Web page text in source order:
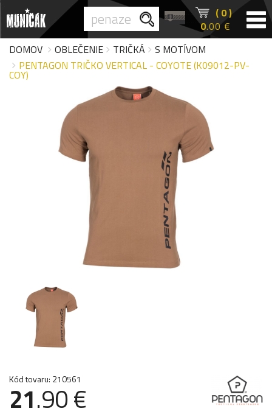
( 0 )
0.00 €
DOMOV
OBLEČENIE TRIČKÁ
S MOTÍVOM
PENTAGON TRIČKO VERTICAL - COYOTE (K09012-PV-
COY)
Kód tovaru: 210561
21.90 €